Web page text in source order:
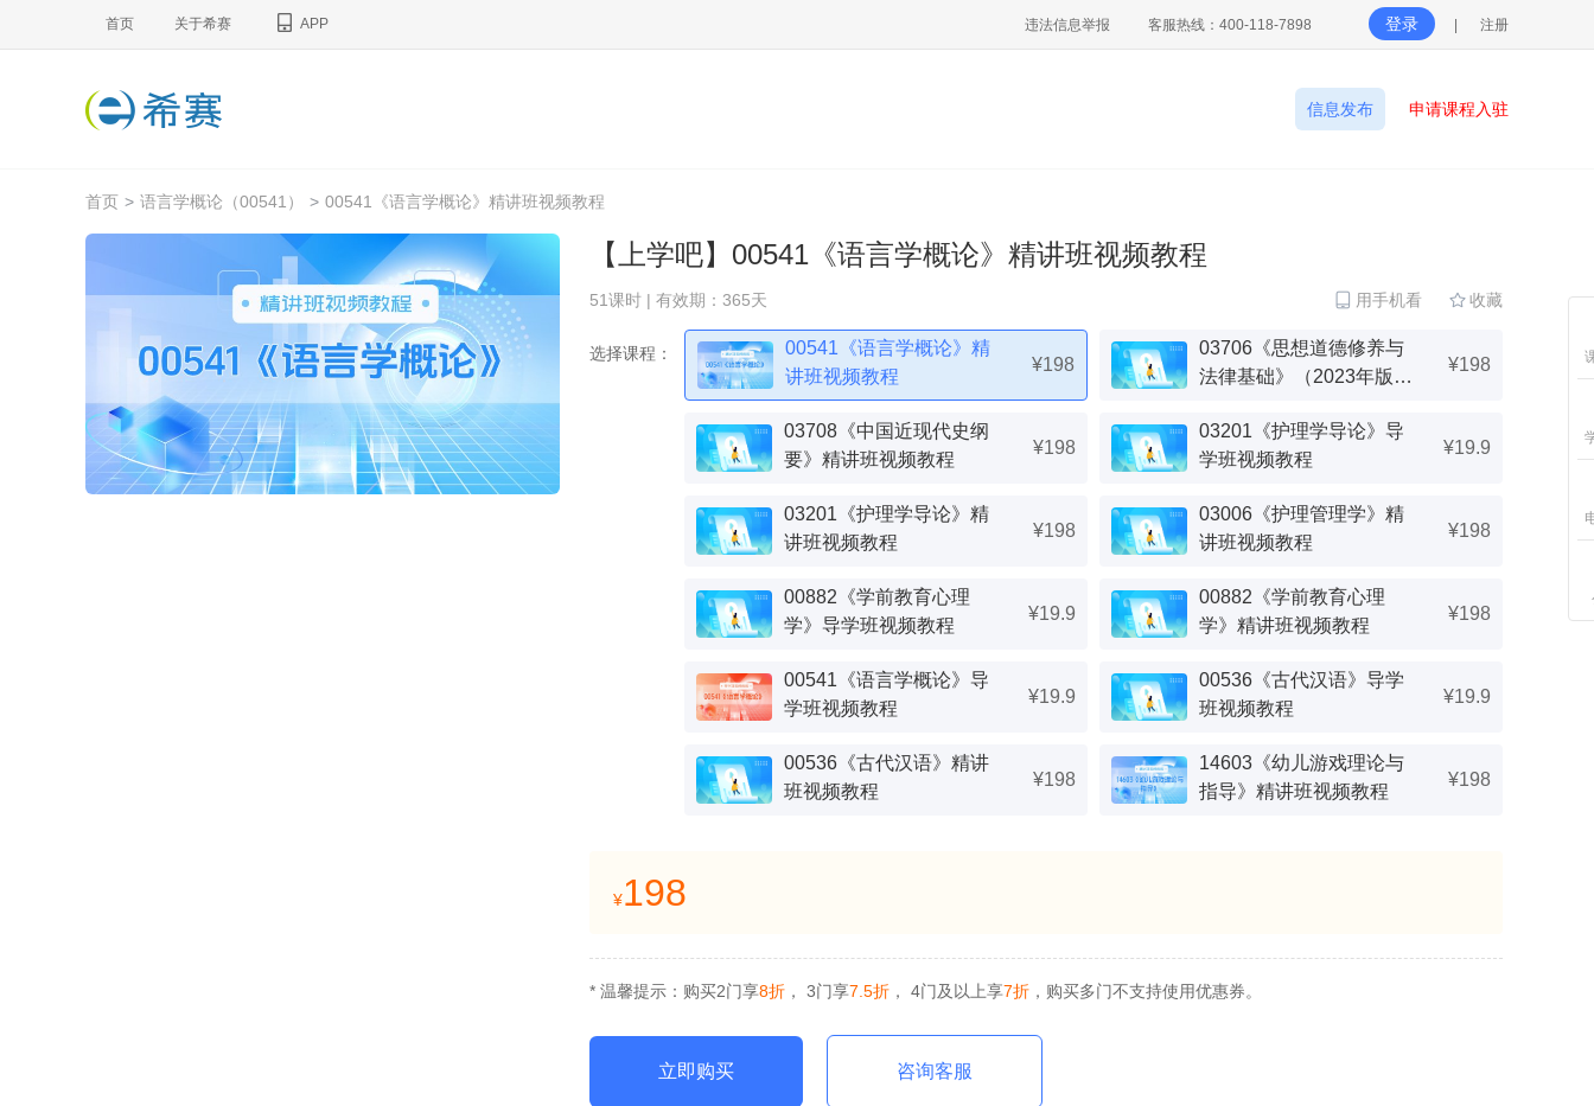
首页 关于希赛 APP 违法信息举报 客服热线：400-118-7898 登录 注册
信息发布 申请课程入驻
首页 > 语言学概论（00541） > 00541《语言学概论》精讲班视频教程
【上学吧】00541《语言学概论》精讲班视频教程
51课时 | 有效期：365天 用手机看 收藏
选择课程：
00541《语言学概论》精
讲班视频教程
¥198
03706《思想道德修养与
法律基础》（2023年版）
¥198
03708《中国近现代史纲
要》精讲班视频教程
¥198
03201《护理学导论》导
学班视频教程
¥19.9
03201《护理学导论》精
讲班视频教程
¥198
03006《护理管理学》精
讲班视频教程
¥198
00882《学前教育心理
学》导学班视频教程
¥19.9
00882《学前教育心理
学》精讲班视频教程
¥198
00541《语言学概论》导
学班视频教程
¥19.9
00536《古代汉语》导学
班视频教程
¥19.9
00536《古代汉语》精讲
班视频教程
¥198
14603《幼儿游戏理论与
指导》精讲班视频教程
¥198
¥198
* 温馨提示：购买2门享8折 ， 3门享7.5折 ， 4门及以上享7折 ，购买多门不支持使用优惠券。
立即购买 咨询客服